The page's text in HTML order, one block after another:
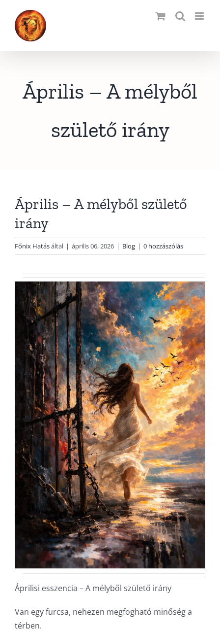
Április – A mélyből
születő irány
Április – A mélyből születő
irány
Főnix Hatásáltal | április 06, 2026 | Blog | 0 hozzászólás
Áprilisi esszencia – A mélyből születő irány
Van egy furcsa, nehezen megfogható minőség a
térben.